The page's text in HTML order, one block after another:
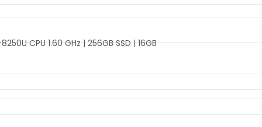
CPU 1.60 GHz | 256GB SSD | 16GB